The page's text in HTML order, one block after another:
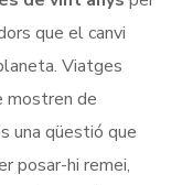
que el canvi
Viatges
de
una qüestió que
posar-hi remei,